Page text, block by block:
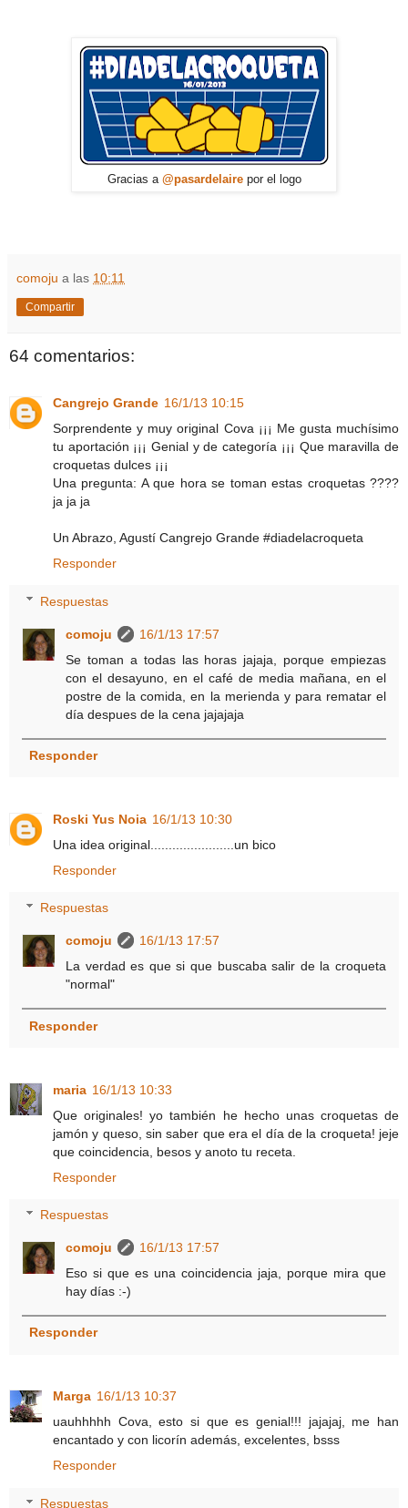
Gracias a @pasardelairepor el logo
comoju a las 10:11
Compartir
64 comentarios:
Cangrejo Grande 16/1/13 10:15
Sorprendente y muy original Cova ¡¡¡ Me gusta muchísimo
tu aportación ¡¡¡ Genial y de categoría ¡¡¡ Que maravilla de
croquetas dulces ¡¡¡
Una pregunta: A que hora se toman estas croquetas ????
ja ja ja
Un Abrazo, Agustí Cangrejo Grande #diadelacroqueta
Responder
Respuestas
comoju
16/1/13 17:57
Se toman a todas las horas jajaja, porque empiezas
con el desayuno, en el café de media mañana, en el
postre de la comida, en la merienda y para rematar el
día despues de la cena jajajaja
Responder
Roski Yus Noia 16/1/13 10:30
Una idea original.......................un bico
Responder
Respuestas
comoju
16/1/13 17:57
La verdad es que si que buscaba salir de la croqueta
"normal"
Responder
maria 16/1/13 10:33
Que originales! yo también he hecho unas croquetas de
jamón y queso, sin saber que era el día de la croqueta! jeje
que coincidencia, besos y anoto tu receta.
Responder
Respuestas
comoju
16/1/13 17:57
Eso si que es una coincidencia jaja, porque mira que
hay días :-)
Responder
Marga 16/1/13 10:37
uauhhhhh Cova, esto si que es genial!!! jajajaj, me han
encantado y con licorín además, excelentes, bsss
Responder
Respuestas